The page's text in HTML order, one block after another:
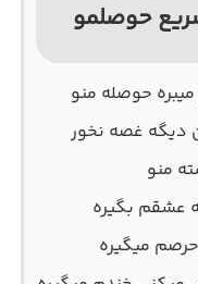
حوصلمو
ﺣﻮﺻﻠﻪ ﻣﻨﻮ
دﻳﮕﻪ ﻏﺼﻪ ﻧﺨﻮر
ﻣﻨﻮ
ﻋﺸﻘﻢ ﺑﮕﻴﺮه
ﻣﻴﮕﻴﺮه